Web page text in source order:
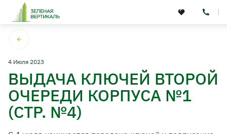
4 Июля 2023
ВЫДАЧА КЛЮЧЕЙ ВТОРОЙ
ОЧЕРЕДИ КОРПУСА №1
(СТР. №4)